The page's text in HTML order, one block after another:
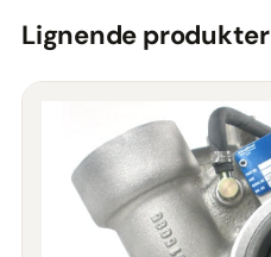
Lignende produkter